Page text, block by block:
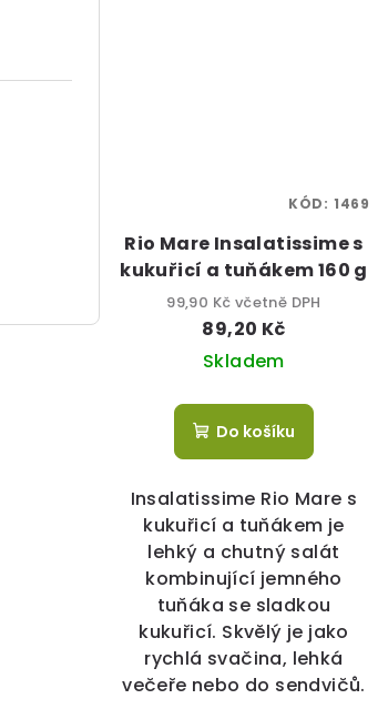
Rio Mare Insalatissime s
kukuřicí a tuňákem 160 g
99,90 Kč včetně DPH
89,20 Kč
Skladem
Do košíku
Insalatissime Rio Mare s
kukuřicí a tuňákem je
lehký a chutný salát
kombinující jemného
tuňáka se sladkou
kukuřicí. Skvělý je jako
rychlá svačina, lehká
večeře nebo do sendvičů.
KÓD: 1469